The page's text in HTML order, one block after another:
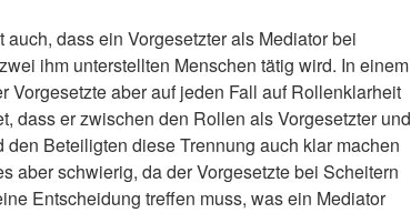
auch, dass ein Vorgesetzter als Mediator bei
ihm unterstellten Menschen tätig wird. In einem
Vorgesetzte aber auf jeden Fall auf Rollenklarheit
dass er zwischen den Rollen als Vorgesetzter und
den Beteiligten diese Trennung auch klar machen
aber schwierig, da der Vorgesetzte bei Scheitern
Entscheidung treffen muss, was ein Mediator